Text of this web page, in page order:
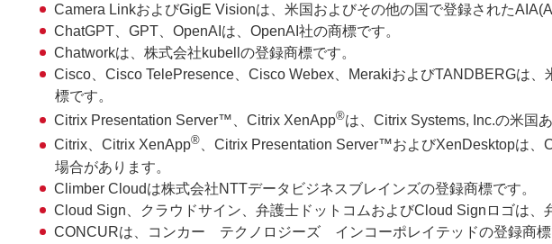
Camera LinkおよびGigE Visionは、米国およびその他の国で登録された
ChatGPT、GPT、OpenAIは、OpenAI社の商標です。
Chatworkは、株式会社kubellの登録商標です。
Cisco、Cisco TelePresence、Cisco Webex、MerakiおよびTANDBERGは
標です。
Citrix Presentation Server™、Citrix XenApp®は、Citrix Systems, Inc.の米国
Citrix、Citrix XenApp®、Citrix Presentation Server™およびXenDesktopは、
場合があります。
Climber Cloudは株式会社NTTデータビジネスブレインズの登録商標です。
Cloud Sign、クラウドサイン、弁護士ドットコムおよびCloud Signロゴは、
CONCURは、コンカー テクノロジーズ インコーポレイテッドの登録商標